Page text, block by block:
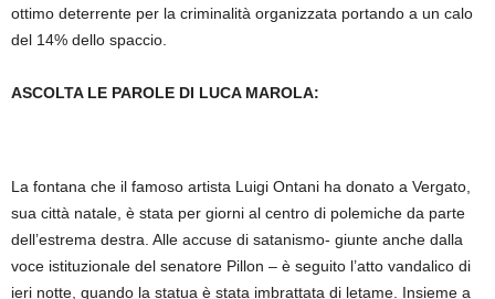
ottimo deterrente per la criminalità organizzata portando a un calo
del 14% dello spaccio.
ASCOLTA LE PAROLE DI LUCA MAROLA:
La fontana che il famoso artista Luigi Ontani ha donato a Vergato,
sua città natale, è stata per giorni al centro di polemiche da parte
dell’estrema destra. Alle accuse di satanismo- giunte anche dalla
voce istituzionale del senatore Pillon – è seguito l’atto vandalico di
ieri notte, quando la statua è stata imbrattata di letame. Insieme a